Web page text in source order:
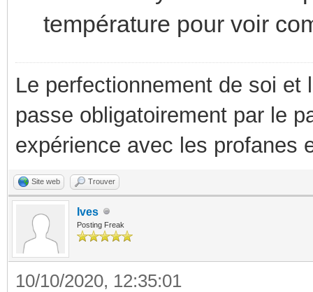
température pour voir
Le perfectionnement de soi
passe obligatoirement par le
expérience avec les profanes
Site web Trouver
Ives
Posting Freak
10/10/2020, 12:35:01